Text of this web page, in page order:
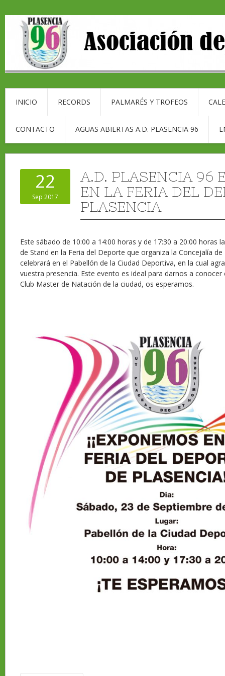
INICIO RECORDS PALMARÉS Y TROFEOS
CONTACTO AGUAS ABIERTAS A.D. PLASENCIA 96
22
Sep 2017
A.D. PLASENCIA 96
EN LA FERIA DEL
PLASENCIA
Este sábado de 10:00 a 14:00 horas y de 17:30 a 20:00 horas
de Stand en la Feria del Deporte que organiza la Concejalía
celebrará en el Pabellón de la Ciudad Deportiva, en la cual
vuestra presencia. Este evento es ideal para darnos a
Club Master de Natación de la ciudad, os esperamos.